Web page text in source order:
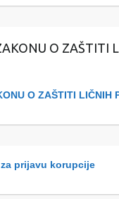
O ZAŠTITI
O ZAŠTITI LIČNIH
prijavu korupcije